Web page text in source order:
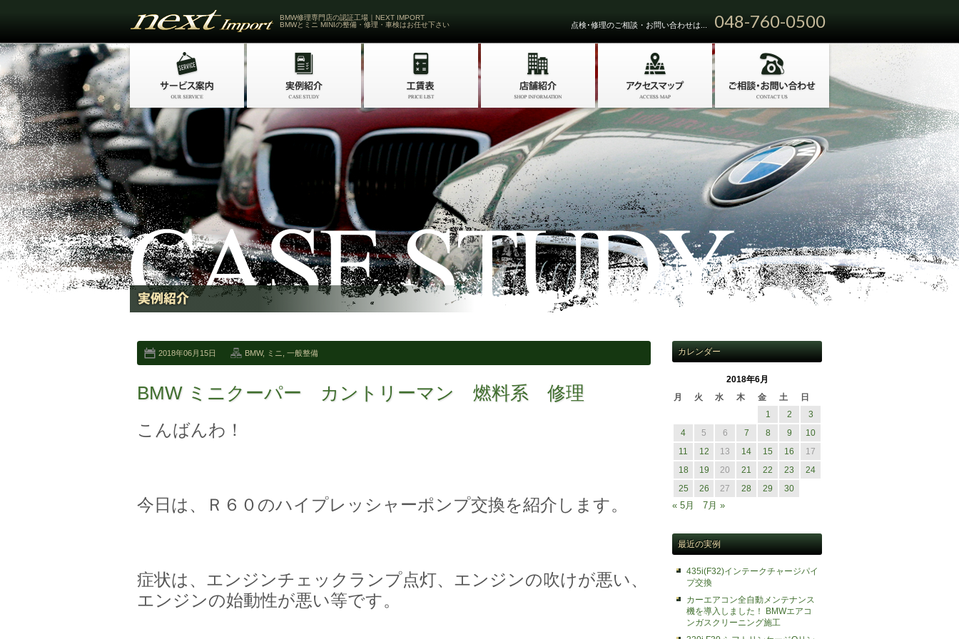
BMW修理専門店の認証工場｜NEXT IMPORT
BMWとミニ MINIの整備・修理・車検はお任せ下さい
点検･修理のご相談・お問い合わせは... 048-760-0500
2018年06月15日 BMW, ミニ 一般整備
BMW ミニクーパー カントリーマン 燃料系 修理
こんばんわ！
今日は、Ｒ６０のハイプレッシャーポンプ交換を紹介します。
症状は、エンジンチェックランプ点灯、エンジンの吹けが悪い、
エンジンの始動性が悪い等です。
カレンダー
2018年6月
月
火 水 木 金 土
日
1
2
3
4
5 6 7 8 9
10
11
12 13 14 15 16
17
18
19 20 21 22 23
24
25
26 27 28 29 30
« 5月 7月 »
最近の実例
435i(F32)インテークチャージパイ
プ交換
カーエアコン全自動メンテナンス
機を導入しました！ BMWエアコ
ンガスクリーニング施工